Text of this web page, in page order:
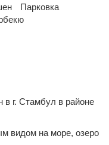
Парковка
в г. Стамбул в районе
видом на море, озеро